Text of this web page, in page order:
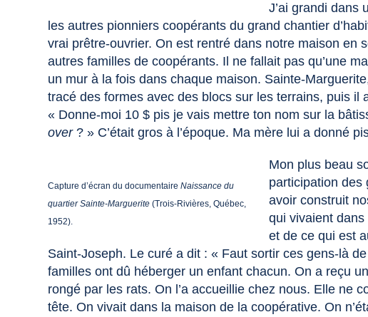
J’ai grandi dans
les autres pionniers coopérants du grand chantier
vrai prêtre-ouvrier. On est rentré dans notre maison en
autres familles de coopérants. Il ne fallait pas qu’une
un mur à la fois dans chaque maison. Sainte-
tracé des formes avec des blocs sur les terrains, puis il
« Donne-moi 10 $ pis je vais mettre ton nom sur la
over? » C’était gros à l’époque. Ma mère lui a donné
Capture d’écran du documentaireNaissance du
quartier Sainte-Marguerite (Trois-Rivières, Québec,
1952).
Mon plus beau
participation des
avoir construit
qui vivaient
et de ce qui est
Saint-Joseph. Le curé a dit : « Faut sortir ces gens-là
familles ont dû héberger un enfant chacun. On a reçu
rongé par les rats. On l’a accueillie chez nous. Elle ne
tête. On vivait dans la maison de la coopérative. On